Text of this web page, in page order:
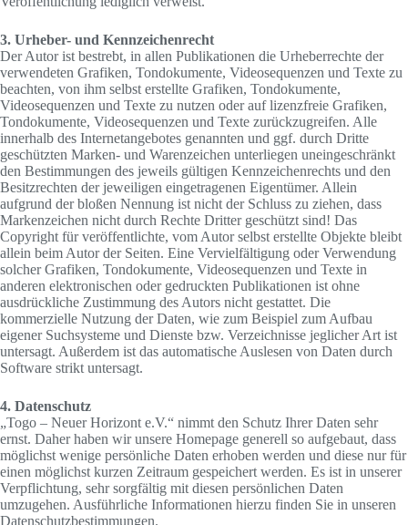
3. Urheber- und Kennzeichenrecht
Der Autor ist bestrebt, in allen Publikationen die Urheberrechte der
verwendeten Grafiken, Tondokumente, Videosequenzen und Texte zu
beachten, von ihm selbst erstellte Grafiken, Tondokumente,
Videosequenzen und Texte zu nutzen oder auf lizenzfreie Grafiken,
Tondokumente, Videosequenzen und Texte zurückzugreifen. Alle
innerhalb des Internetangebotes genannten und ggf. durch Dritte
geschützten Marken- und Warenzeichen unterliegen uneingeschränkt
den Bestimmungen des jeweils gültigen Kennzeichenrechts und den
Besitzrechten der jeweiligen eingetragenen Eigentümer. Allein
aufgrund der bloßen Nennung ist nicht der Schluss zu ziehen, dass
Markenzeichen nicht durch Rechte Dritter geschützt sind! Das
Copyright für veröffentlichte, vom Autor selbst erstellte Objekte bleibt
allein beim Autor der Seiten. Eine Vervielfältigung oder Verwendung
solcher Grafiken, Tondokumente, Videosequenzen und Texte in
anderen elektronischen oder gedruckten Publikationen ist ohne
ausdrückliche Zustimmung des Autors nicht gestattet. Die
kommerzielle Nutzung der Daten, wie zum Beispiel zum Aufbau
eigener Suchsysteme und Dienste bzw. Verzeichnisse jeglicher Art ist
untersagt. Außerdem ist das automatische Auslesen von Daten durch
Software strikt untersagt.
4. Datenschutz
„Togo – Neuer Horizont e.V.“ nimmt den Schutz Ihrer Daten sehr
ernst. Daher haben wir unsere Homepage generell so aufgebaut, dass
möglichst wenige persönliche Daten erhoben werden und diese nur für
einen möglichst kurzen Zeitraum gespeichert werden. Es ist in unserer
Verpflichtung, sehr sorgfältig mit diesen persönlichen Daten
umzugehen. Ausführliche Informationen hierzu finden Sie in unseren
Datenschutzbestimmungen.